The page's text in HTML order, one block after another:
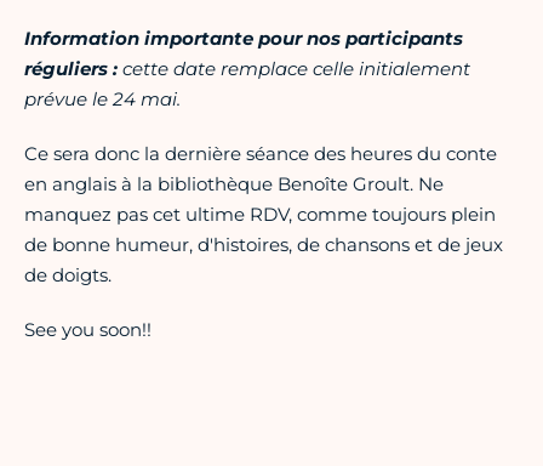
Information importante pour nos participants
réguliers : cette date remplace celle initialement
prévue le 24 mai.
Ce sera donc la dernière séance des heures du conte
en anglais à la bibliothèque Benoîte Groult. Ne
manquez pas cet ultime RDV, comme toujours plein
de bonne humeur, d'histoires, de chansons et de jeux
de doigts.
See you soon!!